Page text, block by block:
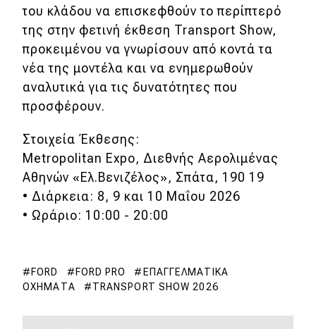
του κλάδου να επισκεφθούν το περίπτερό
της στην φετινή έκθεση Transport Show,
προκειμένου να γνωρίσουν από κοντά τα
νέα της μοντέλα και να ενημερωθούν
αναλυτικά για τις δυνατότητες που
προσφέρουν.
Στοιχεία Έκθεσης:
Metropolitan Expo, Διεθνής Αερολιμένας
Αθηνών «Ελ.Βενιζέλος», Σπάτα, 190 19
• Διάρκεια: 8, 9 και 10 Μαΐου 2026
• Ωράριο: 10:00 - 20:00
FORD FORD PRO
ΕΠΑΓΓΕΛΜΑΤΙΚΆ
ΟΧΉΜΑΤΑ
TRANSPORT SHOW 2026